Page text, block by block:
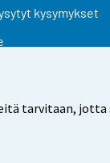
tarvitaan,
kysymykset